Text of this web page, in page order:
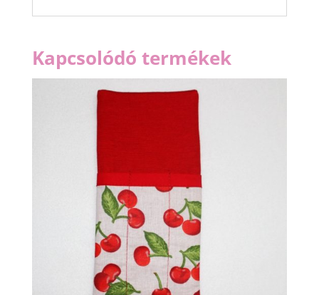
Kapcsolódó termékek